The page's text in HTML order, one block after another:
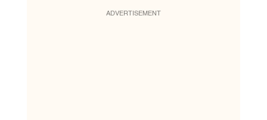
ADVERTISEMENT